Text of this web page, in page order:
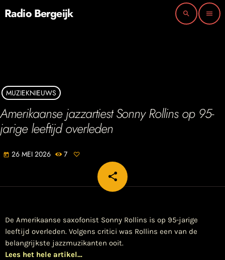
Radio Bergeijk search menu
MUZIEKNIEUWS
Amerikaanse jazzartiest Sonny Rollins op 95-
jarige leeftijd overleden
today 26 MEI 2026 7
share
email
De Amerikaanse saxofonist Sonny Rollins is op 95-jarige
leeftijd overleden. Volgens critici was Rollins een van de
belangrijkste jazzmuzikanten ooit.
Lees het hele artikel…